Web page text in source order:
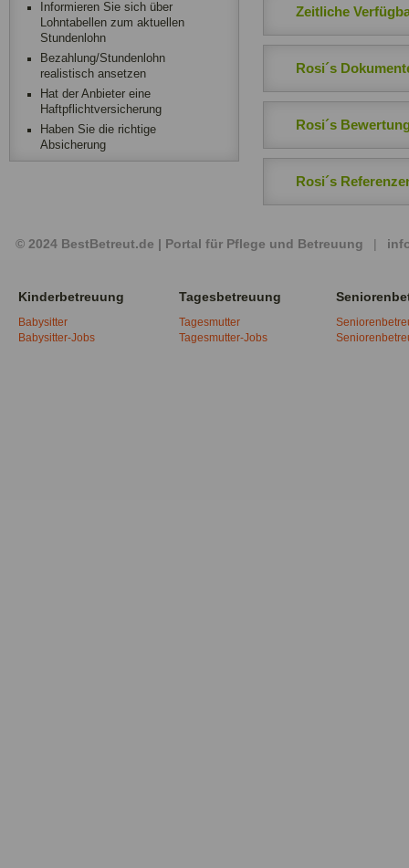
Informieren Sie sich über
Lohntabellen zum aktuellen
Stundenlohn
Bezahlung/Stundenlohn
realistisch ansetzen
Hat der Anbieter eine
Haftpflichtversicherung
Haben Sie die richtige
Absicherung
Zeitliche
Rosi´s
Rosi´s
Rosi´s
© 2024 BestBetreut.de | Portal für Pflege und Betreuung |
Kinderbetreuung
Babysitter
Babysitter-Jobs
Tagesbetreuung
Tagesmutter
Tagesmutter-Jobs